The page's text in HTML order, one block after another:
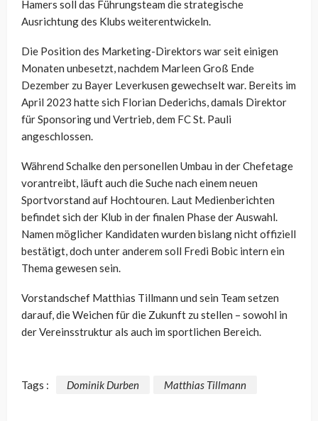
Hamers soll das Führungsteam die strategische
Ausrichtung des Klubs weiterentwickeln.
Die Position des Marketing-Direktors war seit einigen
Monaten unbesetzt, nachdem Marleen Groß Ende
Dezember zu Bayer Leverkusen gewechselt war. Bereits im
April 2023 hatte sich Florian Dederichs, damals Direktor
für Sponsoring und Vertrieb, dem FC St. Pauli
angeschlossen.
Während Schalke den personellen Umbau in der Chefetage
vorantreibt, läuft auch die Suche nach einem neuen
Sportvorstand auf Hochtouren. Laut Medienberichten
befindet sich der Klub in der finalen Phase der Auswahl.
Namen möglicher Kandidaten wurden bislang nicht offiziell
bestätigt, doch unter anderem soll Fredi Bobic intern ein
Thema gewesen sein.
Vorstandschef Matthias Tillmann und sein Team setzen
darauf, die Weichen für die Zukunft zu stellen – sowohl in
der Vereinsstruktur als auch im sportlichen Bereich.
Tags : Dominik Durben Matthias Tillmann